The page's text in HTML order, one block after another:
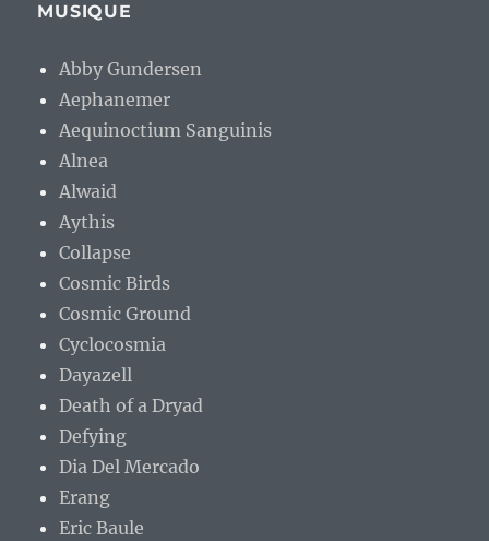
MUSIQUE
Abby Gundersen
Aephanemer
Aequinoctium Sanguinis
Alnea
Alwaid
Aythis
Collapse
Cosmic Birds
Cosmic Ground
Cyclocosmia
Dayazell
Death of a Dryad
Defying
Dia Del Mercado
Erang
Eric Baule